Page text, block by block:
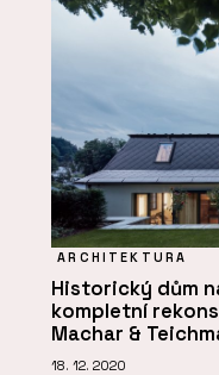
ARCHITEKTURA
Historický dům
kompletní
Machar &
18. 12. 2020